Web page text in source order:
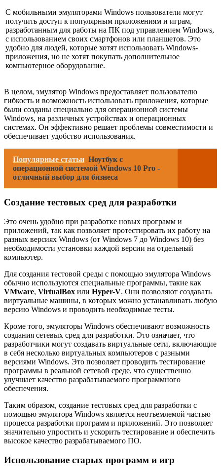
С мобильными эмуляторами Windows пользователи могут
получить доступ к популярным приложениям и играм,
разработанным для работы на ПК под управлением Windows,
с использованием своих смартфонов или планшетов. Это
удобно для людей, которые хотят использовать Windows-
приложения, но не хотят покупать дополнительное
компьютерное оборудование.
В целом, эмулятор Windows предоставляет пользователю
гибкость и возможность использовать приложения, которые
были созданы специально для операционной системы
Windows, на различных устройствах и операционных
системах. Он эффективно решает проблемы совместимости и
обеспечивает удобство использования.
Популярные статьи Ноутбук с
операционной системой Windows 10 Pro -
отличный выбор для бизнеса
Создание тестовых сред для разработки
Это очень удобно при разработке новых программ и
приложений, так как позволяет протестировать их работу на
разных версиях Windows (от Windows 7 до Windows 10) без
необходимости установки каждой версии на отдельный
компьютер.
Для создания тестовой среды с помощью эмулятора Windows
обычно используются специальные программы, такие как
VMware, VirtualBox или Hyper-V. Они позволяют создавать
виртуальные машины, в которых можно устанавливать любую
версию Windows и проводить необходимые тесты.
Кроме того, эмуляторы Windows обеспечивают возможность
создания сетевых сред для разработки. Это означает, что
разработчики могут создавать виртуальные сети, включающие
в себя несколько виртуальных компьютеров с разными
версиями Windows. Это позволяет проводить тестирование
программы в реальной сетевой среде, что существенно
улучшает качество разрабатываемого программного
обеспечения.
Таким образом, создание тестовых сред для разработки с
помощью эмулятора Windows является неотъемлемой частью
процесса разработки программ и приложений. Это позволяет
значительно упростить и ускорить тестирование и обеспечить
высокое качество разрабатываемого ПО.
Использование старых программ и игр